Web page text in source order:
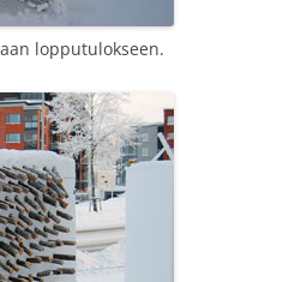
lopputulokseen.